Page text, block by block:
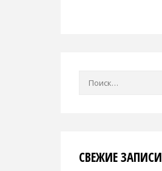
СВЕЖИЕ ЗАПИСИ